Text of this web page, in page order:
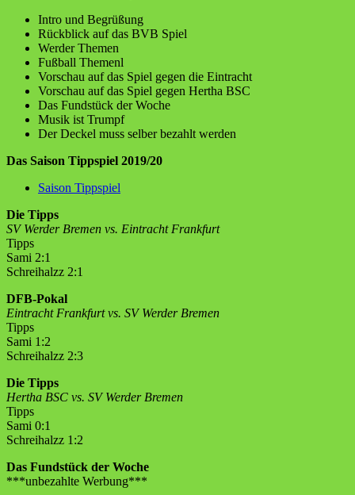
Intro und Begrüßung
Rückblick auf das BVB Spiel
Werder Themen
Fußball Themenl
Vorschau auf das Spiel gegen die Eintracht
Vorschau auf das Spiel gegen Hertha BSC
Das Fundstück der Woche
Musik ist Trumpf
Der Deckel muss selber bezahlt werden
Das Saison Tippspiel 2019/20
Saison Tippspiel
Die Tipps
SV Werder Bremen vs. Eintracht Frankfurt
Tipps
Sami 2:1
Schreihalzz 2:1
DFB-Pokal
Eintracht Frankfurt vs. SV Werder Bremen
Tipps
Sami 1:2
Schreihalzz 2:3
Die Tipps
Hertha BSC vs. SV Werder Bremen
Tipps
Sami 0:1
Schreihalzz 1:2
Das Fundstück der Woche
***unbezahlte Werbung***